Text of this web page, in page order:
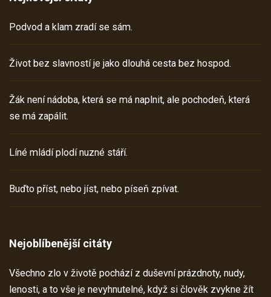
Podvod a klam zradí se sám.
Život bez slavností je jako dlouhá cesta bez hospod.
Žák není nádoba, která se má naplnit, ale pochodeň, která
se má zapálit.
Líné mládí plodí nuzné stáří.
Buďto příst, nebo jíst, nebo píseň zpívat.
Nejoblíbenější citáty
Všechno zlo v životě pochází z duševní prázdnoty, nudy,
lenosti, a to vše je nevyhnutelné, když si člověk zvykne žít